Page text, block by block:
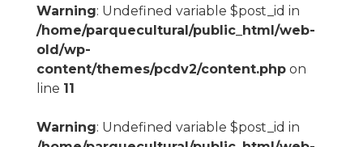
Warning: Undefined variable $post_id in
/home/parquecultural/public_html/web-
old/wp-
content/themes/pcdv2/content.phpon
line 11
Warning: Undefined variable $post_id in